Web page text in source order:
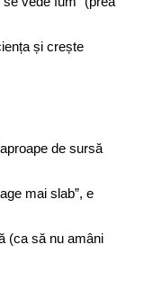
și crește
de sursă
mai slab”, e
(ca să nu amâni